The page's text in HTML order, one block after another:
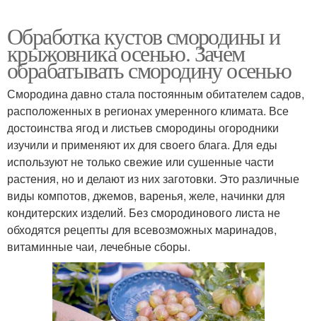
Обработка кустов смородины и
крыжовника осенью. Зачем
обрабатывать смородину осенью
Смородина давно стала постоянным обитателем садов,
расположенных в регионах умеренного климата. Все
достоинства ягод и листьев смородины огородники
изучили и применяют их для своего блага. Для еды
используют не только свежие или сушенные части
растения, но и делают из них заготовки. Это различные
виды компотов, джемов, варенья, желе, начинки для
кондитерских изделий. Без смородинового листа не
обходятся рецепты для всевозможных маринадов,
витаминные чаи, лечебные сборы.